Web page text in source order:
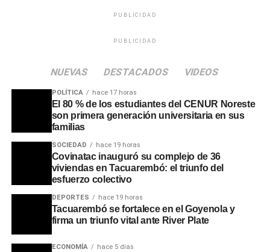
plazas disponibles en el Polideportivo, el estadio y la
semana de competencia, por lo que se ha convocado al
comercio local a colaborar con la organización del
encuentro.
Portal del Norte
PUBLICIDAD
PUBLICIDAD
NUEVAS DESTACADOS VIDEOS
POLÍTICA hace 17 horas
El 80 % de los estudiantes del CENUR Noreste
son primera generación universitaria en sus
familias
SOCIEDAD hace 19 horas
Covinatac inauguró su complejo de 36
viviendas en Tacuarembó: el triunfo del
esfuerzo colectivo
DEPORTES hace 19 horas
Tacuarembó se fortalece en el Goyenola y
firma un triunfo vital ante River Plate
ECONOMÍA hace 5 días